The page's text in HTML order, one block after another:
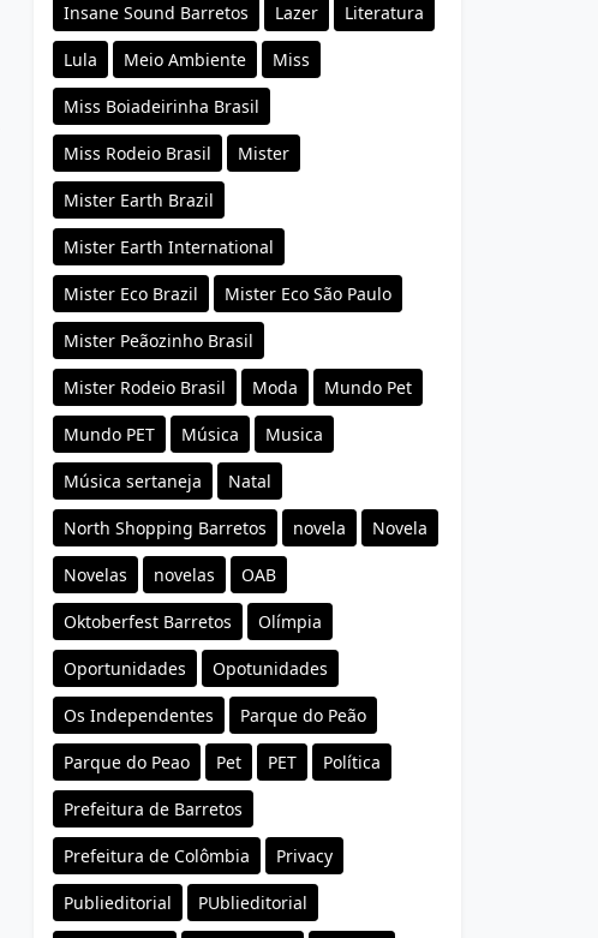
Insane Sound Barretos Lazer Literatura
Lula Meio Ambiente Miss
Miss Boiadeirinha Brasil
Miss Rodeio Brasil Mister
Mister Earth Brazil
Mister Earth International
Mister Eco Brazil Mister Eco São Paulo
Mister Peãozinho Brasil
Mister Rodeio Brasil Moda Mundo Pet
Mundo PET Música Musica
Música sertaneja Natal
North Shopping Barretos novela Novela
Novelas novelas OAB
Oktoberfest Barretos Olímpia
Oportunidades Opotunidades
Os Independentes Parque do Peão
Parque do Peao Pet PET Política
Prefeitura de Barretos
Prefeitura de Colômbia Privacy
Publieditorial PUblieditorial